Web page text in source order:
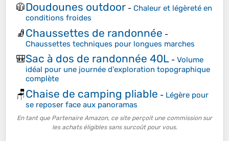
🧥Doudounes outdoor - Chaleur et légèreté en
conditions froides
🧦Chaussettes de randonnée -
Chaussettes techniques pour longues marches
🎒Sac à dos de randonnée 40L - Volume
idéal pour une journée d'exploration topographique
complète
🪑Chaise de camping pliable - Légère pour
se reposer face aux panoramas
En tant que Partenaire Amazon, ce site perçoit une commission sur
les achats éligibles sans surcoût pour vous.